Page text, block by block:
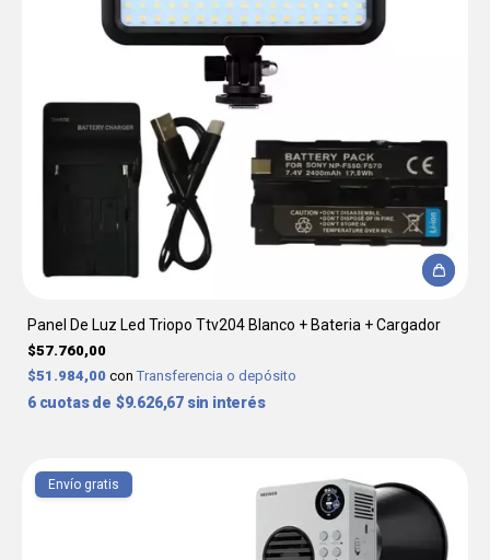
Panel De Luz Led Triopo Ttv204 Blanco + Bateria + Cargador
$57.760,00
$51.984,00 con Transferencia o depósito
6 $9.626,67 sin interés
Envío gratis